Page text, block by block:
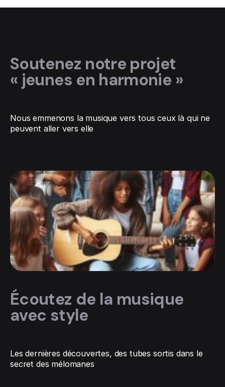
Soutenez notre projet
« jeunes en harmonie »
Nous emmenons la musique vers tous ceux là qui ne
peuvent aller vers elle
Écoutez de la musique
avec style
Les dernières découvertes, des tubes sortis dans le
secret des mélomanes